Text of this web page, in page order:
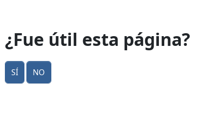
¿Fue útil esta página?
Sí No